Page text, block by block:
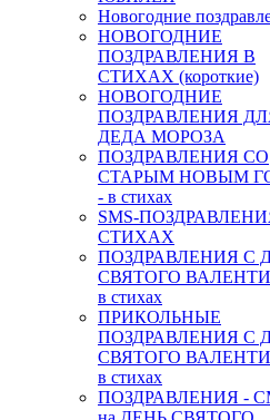
Новогодние
НОВОГОДНИЕ
ПОЗДРАВЛЕНИЯ В
СТИХАХ (короткие)
НОВОГОДНИЕ
ПОЗДРАВЛЕНИЯ
ДЕДА МОРОЗА
ПОЗДРАВЛЕНИЯ СО
СТАРЫМ НОВЫМ
- в стихах
SMS-
СТИХАХ
ПОЗДРАВЛЕНИЯ С
СВЯТОГО
в стихах
ПРИКОЛЬНЫЕ
ПОЗДРАВЛЕНИЯ С
СВЯТОГО
в стихах
ПОЗДРАВЛЕНИЯ -